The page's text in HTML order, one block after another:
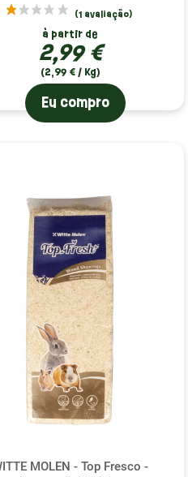
à partir de
2,99 €
(2,99 € / Kg)
Eu compro
MOLEN - Top Fresco -